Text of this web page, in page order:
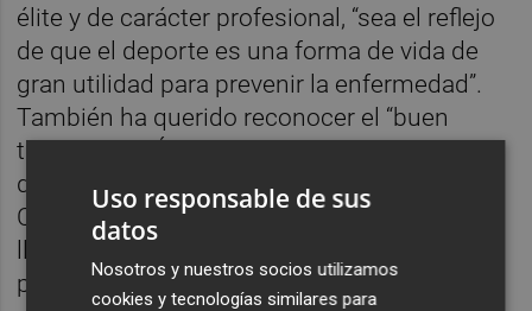
élite y de carácter profesional, “sea el reflejo
de que el deporte es una forma de vida de
gran utilidad para prevenir la enfermedad”.
También ha querido reconocer el “buen
trabajo” que Ángel Casero, exciclista y actual
director de la Vuelta Ciclista de la
Comunidad Valenciana, y su equipo están
prueba.
Uso responsable de sus
datos
Nosotros y nuestros socios utilizamos
cookies y tecnologías similares para